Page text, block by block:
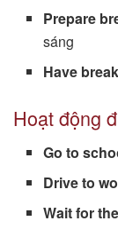
Prepare
sáng
Have
Hoạt động
Go to
Drive to
Wait for